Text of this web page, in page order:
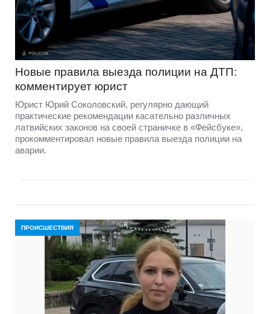
Новые правила выезда полиции на ДТП:
комментирует юрист
Юрист Юрий Соколовский, регулярно дающий
практические рекомендации касательно различных
латвийских законов на своей страничке в «Фейсбуке»,
прокомментировал новые правила выезда полиции на
аварии.
ПРОИСШЕСТВИЯ